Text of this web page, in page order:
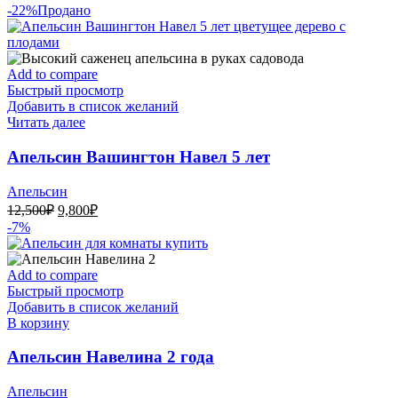
цена
составляла
7,400₽.
6,400₽.
-22%Продано
Add to compare
Быстрый просмотр
Добавить в список желаний
Читать далее
Апельсин Вашингтон Навел 5 лет
Апельсин
12,500₽ Первоначальная
составляла
12,500₽.
9,800₽Текущая
9,800₽.
-7%
Add to compare
Быстрый просмотр
Добавить в список желаний
В корзину
Апельсин Навелина 2 года
Апельсин